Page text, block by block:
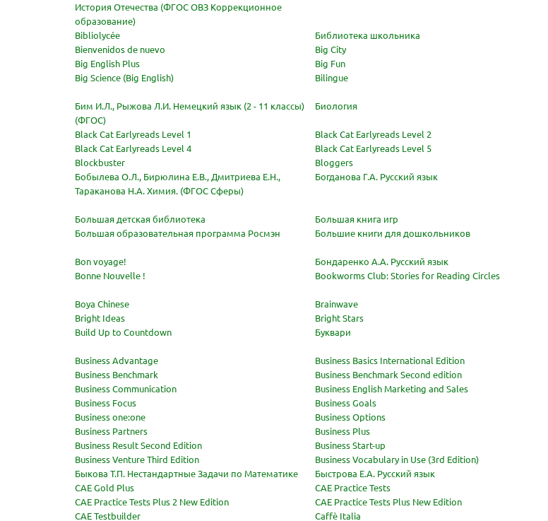
История Отечества (ФГОС ОВЗ Коррекционное
образование)
Bibliolycée Библиотека школьника
Bienvenidos de nuevo
Big City
Big English Plus
Big Fun
Big Science (Big English)
Bilingue
Бим И.Л., Рыжова Л.И. Немецкий язык (2 - 11 классы)
(ФГОС)
Биология
Black Cat Earlyreads Level 1 Black Cat Earlyreads Level 2
Black Cat Earlyreads Level 4
Black Cat Earlyreads Level 5
Blockbuster
Bloggers
Бобылева О.Л., Бирюлина Е.В., Дмитриева Е.Н.,
Тараканова Н.А. Химия. (ФГОС Сферы)
Богданова Г.А. Русский язык
Большая детская библиотека
Большая книга игр
Большая образовательная программа Росмэн
Большие книги для дошкольников
Bon voyage!
Бондаренко А.А. Русский язык
Bonne Nouvelle !
Bookworms Club: Stories for Reading Circles
Boya Chinese
Brainwave
Bright Ideas
Bright Stars
Build Up to Countdown
Буквари
Business Advantage
Business Basics International Edition
Business Benchmark
Business Benchmark Second edition
Business Communication
Business English Marketing and Sales
Business Focus
Business Goals
Business one:one
Business Options
Business Partners
Business Plus
Business Result Second Edition
Business Start-up
Business Venture Third Edition
Business Vocabulary in Use (3rd Edition)
Быкова Т.П. Нестандартные Задачи по Математике
Быстрова Е.А. Русский язык
CAE Gold Plus
CAE Practice Tests
CAE Practice Tests Plus 2 New Edition
CAE Practice Tests Plus New Edition
CAE Testbuilder
Caffè Italia